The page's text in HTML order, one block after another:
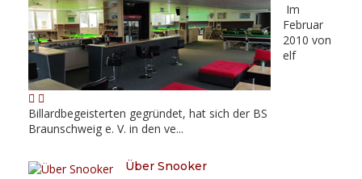
Im
Februar
2010 von
elf
Billardbegeisterten gegründet, hat sich der BS
Braunschweig e. V. in den ve...
Über Snooker